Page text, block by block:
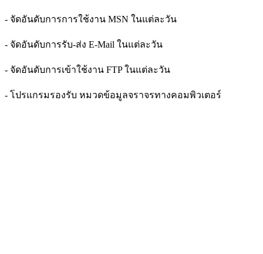
- จัดอันดับการการใช้งาน MSN ในแต่ละวัน
- จัดอันดับการรับ-ส่ง E-Mail ในแต่ละวัน
- จัดอันดับการเข้าใช้งาน FTP ในแต่ละวัน
- โปรแกรมรองรับ หมวดข้อมูลจราจรทางคอมพิวเตอร์